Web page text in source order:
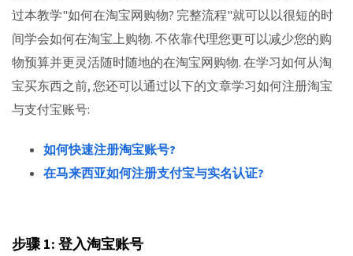
过本教学"如何在淘宝网购物? 完整流程"就可以以很短的时
间学会如何在淘宝上购物. 不依靠代理您更可以减少您的购
物预算并更灵活随时随地的在淘宝网购物. 在学习如何从淘
宝买东西之前, 您还可以通过以下的文章学习如何注册淘宝
与支付宝账号:
如何快速注册淘宝账号?
在马来西亚如何注册支付宝与实名认证?
步骤 1: 登入淘宝账号